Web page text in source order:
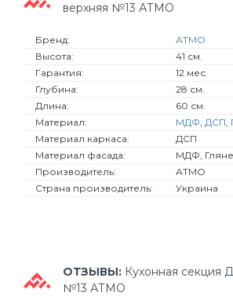
верхняя №13 АТМО
Бренд:
АТМО
Высота:
41 см.
Гарантия:
12 мес.
Глубина:
28 см.
Длина:
60 см.
Материал:
МДФ, ДСП,
Материал каркаса:
ДСП
Материал фасада:
МДФ,
Производитель:
АТМО
Страна производитель:
Украина
ОТЗЫВЫ: Кухонная секция
№13 АТМО